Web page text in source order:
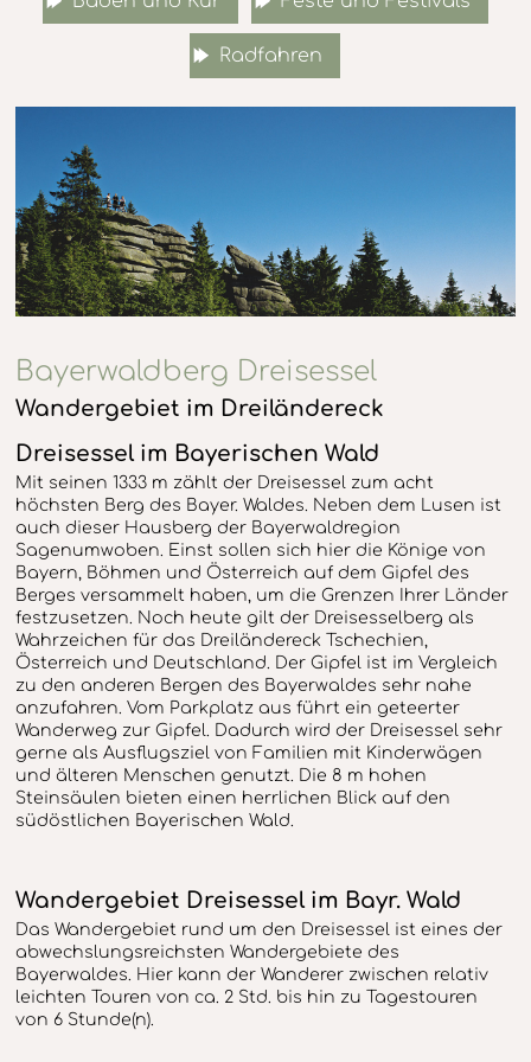
Radfahren
Bayerwaldberg Dreisessel
Wandergebiet im Dreiländereck
Dreisessel im Bayerischen Wald
Mit seinen 1333 m zählt der Dreisessel zum acht
höchsten Berg des Bayer. Waldes. Neben dem Lusen ist
auch dieser Hausberg der Bayerwaldregion
Sagenumwoben. Einst sollen sich hier die Könige von
Bayern, Böhmen und Österreich auf dem Gipfel des
Berges versammelt haben, um die Grenzen Ihrer Länder
festzusetzen. Noch heute gilt der Dreisesselberg als
Wahrzeichen für das Dreiländereck Tschechien,
Österreich und Deutschland. Der Gipfel ist im Vergleich
zu den anderen Bergen des Bayerwaldes sehr nahe
anzufahren. Vom Parkplatz aus führt ein geteerter
Wanderweg zur Gipfel. Dadurch wird der Dreisessel sehr
gerne als Ausflugsziel von Familien mit Kinderwägen
und älteren Menschen genutzt. Die 8 m hohen
Steinsäulen bieten einen herrlichen Blick auf den
südöstlichen Bayerischen Wald.
Wandergebiet Dreisessel im Bayr. Wald
Das Wandergebiet rund um den Dreisessel ist eines der
abwechslungsreichsten Wandergebiete des
Bayerwaldes. Hier kann der Wanderer zwischen relativ
leichten Touren von ca. 2 Std. bis hin zu Tagestouren
von 6 Stunde(n).